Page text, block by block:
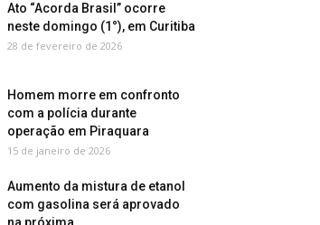
Ato “Acorda Brasil” ocorre
neste domingo (1°), em Curitiba
28 de fevereiro de 2026
Homem morre em confronto
com a polícia durante
operação em Piraquara
15 de janeiro de 2026
Aumento da mistura de etanol
com gasolina será aprovado